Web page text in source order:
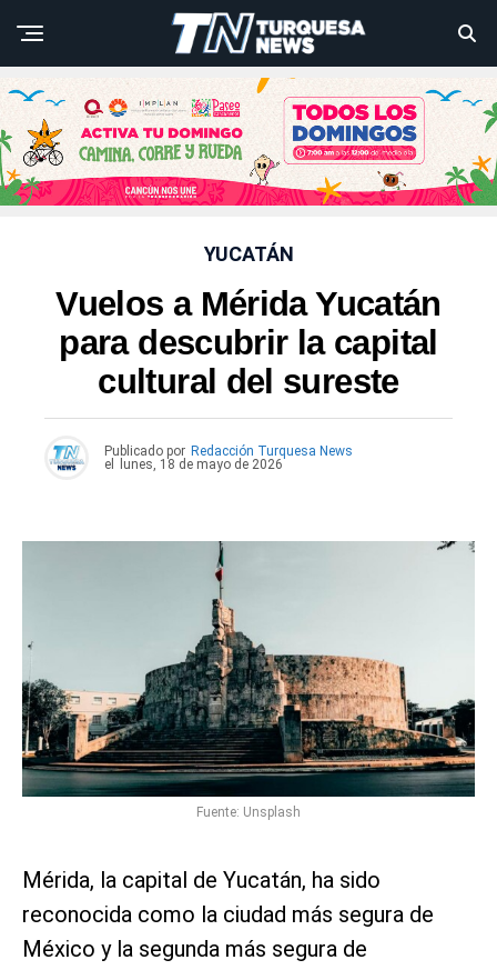
YUCATÁN
Vuelos a Mérida Yucatán
para descubrir la capital
cultural del sureste
Publicado por Redacción Turquesa News
el
lunes, 18 de mayo de 2026
Fuente: Unsplash
Mérida, la capital de Yucatán, ha sido
reconocida como la ciudad más segura de
México y la segunda más segura de